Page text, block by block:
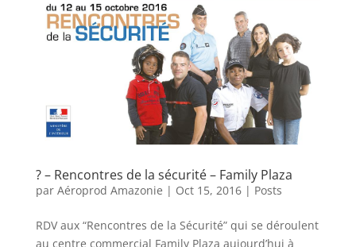
? – Rencontres de la sécurité – Family Plaza
par Aéroprod Amazonie | Oct 15, 2016| Posts
RDV aux “Rencontres de la Sécurité” qui se déroulent
au centre commercial Family Plaza aujourd’hui à